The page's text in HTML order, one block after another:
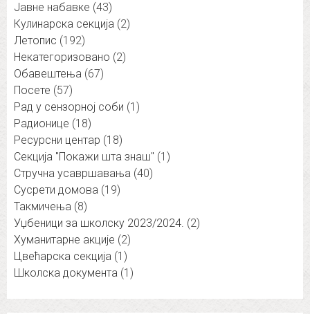
Јавне набавке (43)
Кулинарска секција (2)
Летопис (192)
Некатегоризовано (2)
Обавештења (67)
Посете (57)
Рад у сензорној соби (1)
Радионице (18)
Ресурсни центар (18)
Секција "Покажи шта знаш" (1)
Стручна усавршавања (40)
Сусрети домова (19)
Такмичења (8)
Уџбеници за школску 2023/2024. (2)
Хуманитарне акције (2)
Цвећарска секција (1)
Школска документа (1)